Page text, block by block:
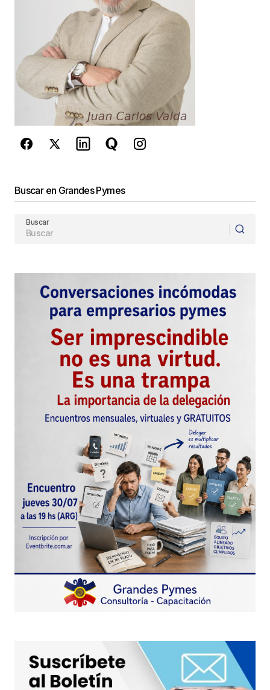
Guarda mi nombre, correo electrónico y web en
este navegador para la próxima vez que
comente.
Este sitio esta protegido por
reCAPTCHA y laPolítica de
privacidad y los Términos del servicio
Buscar en Grandes Pymes
Buscar